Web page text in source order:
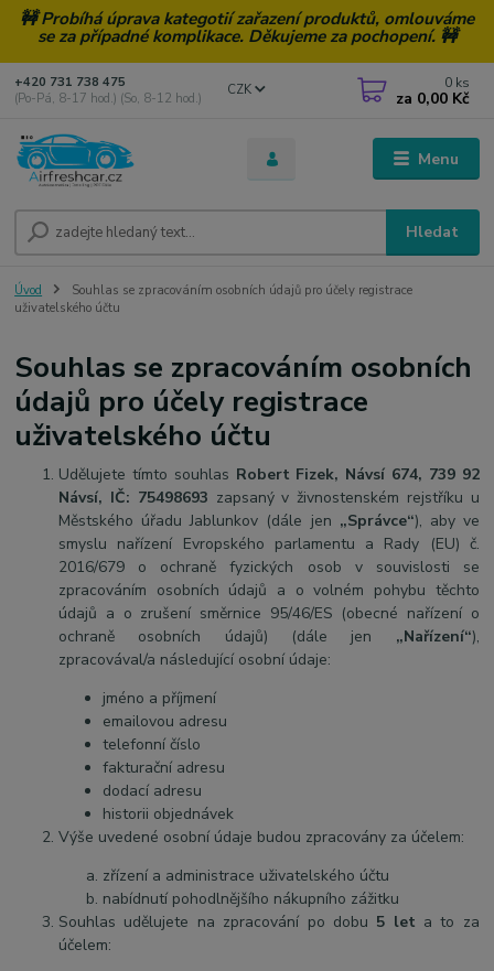
🚧 Probíhá úprava kategotií zařazení produktů, omlouváme
se za případné komplikace. Děkujeme za pochopení. 🚧
Menu
CZK
Hledat
+420 731 738 475
(Po-Pá, 8-17 hod.) (So, 8-12 hod.)
0 ks
za 0,00 Kč
Úvod
Souhlas se zpracováním osobních údajů pro účely registrace
uživatelského účtu
Souhlas se zpracováním osobních
údajů pro účely registrace
uživatelského účtu
Udělujete tímto souhlas Robert Fizek, Návsí 674, 739 92
Návsí, IČ: 75498693 zapsaný v živnostenském rejstříku u
Městského úřadu Jablunkov (dále jen „Správce“), aby ve
smyslu nařízení Evropského parlamentu a Rady (EU) č.
2016/679 o ochraně fyzických osob v souvislosti se
zpracováním osobních údajů a o volném pohybu těchto
údajů a o zrušení směrnice 95/46/ES (obecné nařízení o
ochraně osobních údajů) (dále jen „Nařízení“),
zpracovával/a následující osobní údaje:
jméno a příjmení
emailovou adresu
telefonní číslo
fakturační adresu
dodací adresu
historii objednávek
Výše uvedené osobní údaje budou zpracovány za účelem:
zřízení a administrace uživatelského účtu
nabídnutí pohodlnějšího nákupního zážitku
Souhlas udělujete na zpracování po dobu 5 let a to za
účelem: